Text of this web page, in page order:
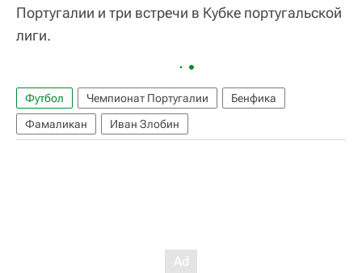
Португалии и три встречи в Кубке португальской
лиги.
Футбол Чемпионат Португалии
Бенфика
Фамаликан
Иван Злобин